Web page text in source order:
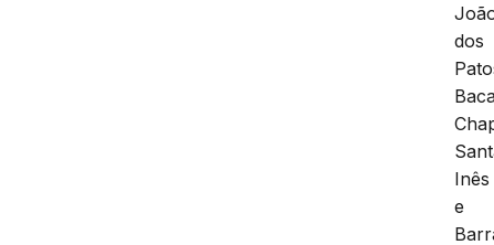
dos
Inês
e